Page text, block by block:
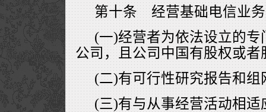
第十条 经营基础电信业
(一)经营者为依法设立的
公司，且公司中国有股权或者
(二)有可行性研究报告和组
(三)有与从事经营活动相